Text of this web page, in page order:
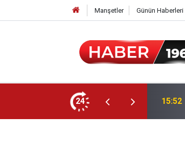
Manşetler Günün Haberleri
24 15:52